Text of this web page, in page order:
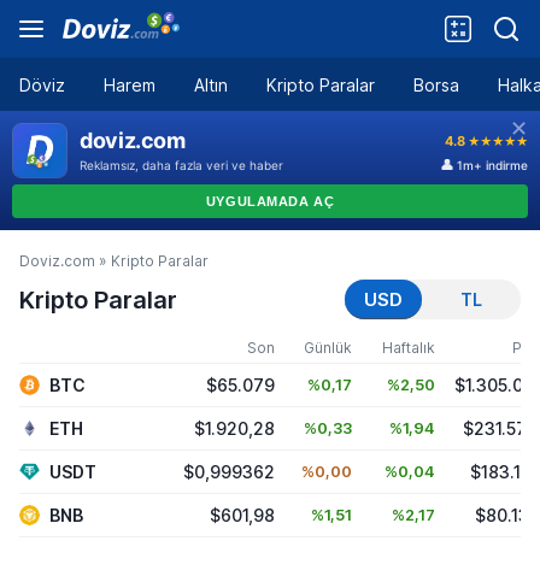
Döviz Harem Altın Kripto Paralar Borsa
Doviz.com » Kripto Paralar
Kripto Paralar USD TL
Son Günlük Haftalık
BTC $65.079 %0,17 %2,50
ETH $1.920,28 %0,33 %1,94
USDT $0,999362 %0,00 %0,04
BNB $601,98 %1,51 %2,17